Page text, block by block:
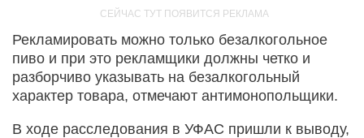
Рекламировать можно только безалкогольное
пиво и при это рекламщики должны четко и
разборчиво указывать на безалкогольный
характер товара, отмечают антимонопольщики.
В ходе расследования в УФАС пришли к выводу,